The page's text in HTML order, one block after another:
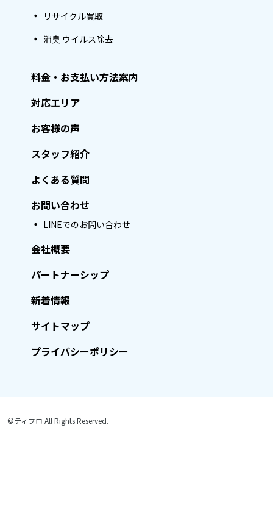
リサイクル買取
消臭 ウイルス除去
料金・お支払い方法案内
対応エリア
お客様の声
スタッフ紹介
よくある質問
お問い合わせ
LINEでのお問い合わせ
会社概要
パートナーシップ
新着情報
サイトマップ
プライバシーポリシー
©ティプロ All Rights Reserved.